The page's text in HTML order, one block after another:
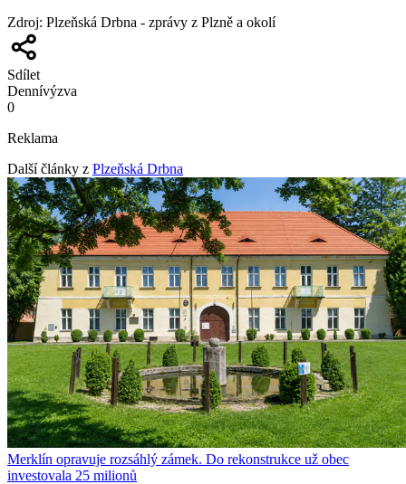
Zdroj: Plzeňská Drbna - zprávy z Plzně a okolí
Sdílet
Dennívýzva
0
Reklama
Další články z Plzeňská Drbna
Merklín opravuje rozsáhlý zámek. Do rekonstrukce už obec
investovala 25 milionů